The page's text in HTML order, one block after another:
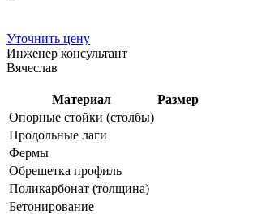
Уточнить цену
Инженер консультант
Вячеслав
Материал
Размер
Опорные стойки (столбы)
Продольные лаги
Фермы
Обрешетка профиль
Поликарбонат (толщина)
Бетонирование